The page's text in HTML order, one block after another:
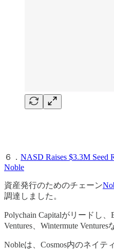
６． NASD Raises $3.3M Seed
Noble
資産発行のためのチェーン
調達しました。
Polychain Capitalがリードし、
Ventures、Wintermute
Nobleは、Cosmos内のネイテ